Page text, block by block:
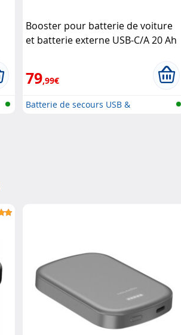
Booster pour batterie de voiture
et batterie externe USB-C/A 20 Ah
79,99€
Batterie de secours USB &